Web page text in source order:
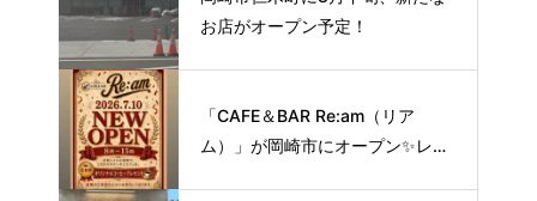
お店がオープン予定！
「CAFE＆BAR Re:am（リア
ム）」が岡崎市にオープン✨レト